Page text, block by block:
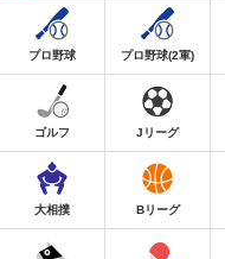
プロ野球 プロ野球(2軍)
ゴルフ Jリーグ
大相撲 Bリーグ